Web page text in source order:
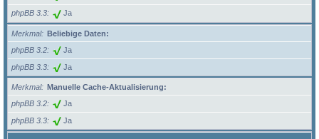
phpBB 3.3 Ja
Merkmal
Beliebige Daten:
phpBB 3.2
Ja
phpBB 3.3 Ja
Merkmal
Manuelle Cache-Aktualisierung:
phpBB 3.2
Ja
phpBB 3.3 Ja